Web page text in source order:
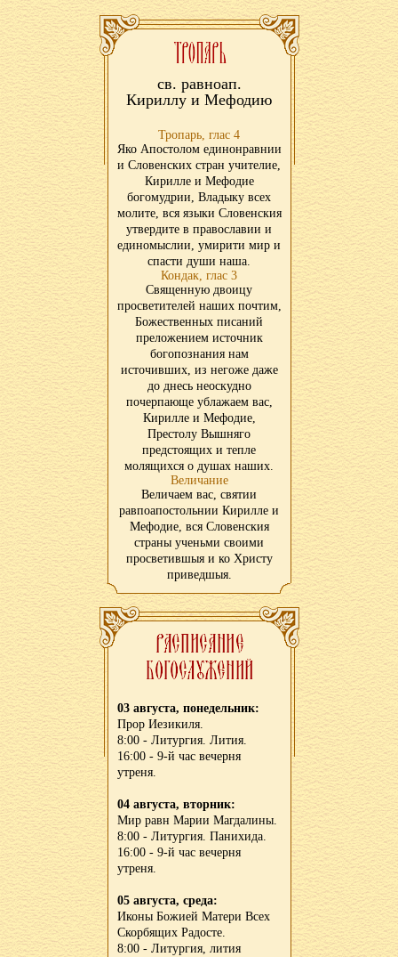
св. равноап.
Кириллу и Мефодию
Тропарь, глас 4
Яко Апостолом единонравнии
и Словенских стран учителие,
Кирилле и Мефодие
богомудрии, Владыку всех
молите, вся языки Словенския
утвердите в православии и
единомыслии, умирити мир и
спасти души наша.
Кондак, глас 3
Священную двоицу
просветителей наших почтим,
Божественных писаний
преложением источник
богопознания нам
источивших, из негоже даже
до днесь неоскудно
почерпающе ублажаем вас,
Кирилле и Мефодие,
Престолу Вышняго
предстоящих и тепле
молящихся о душах наших.
Величание
Величаем вас, святии
равпоапостольнии Кирилле и
Мефодие, вся Словенския
страны ученьми своими
просветившыя и ко Христу
приведшыя.
03 августа, понедельник:
Прор Иезикиля.
8:00 - Литургия. Лития.
16:00 - 9-й час вечерня
утреня.
04 августа, вторник:
Мир равн Марии Магдалины.
8:00 - Литургия. Панихида.
16:00 - 9-й час вечерня
утреня.
05 августа, среда:
Иконы Божией Матери Всех
Скорбящих Радосте.
8:00 - Литургия, лития